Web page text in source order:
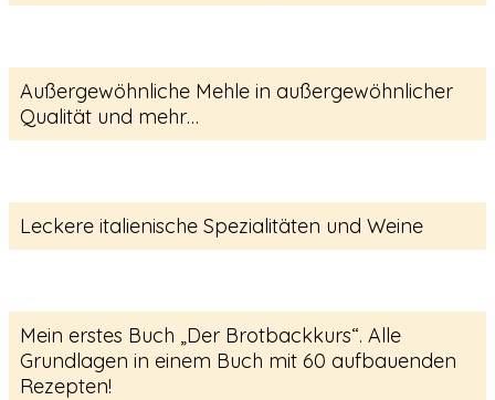
Außergewöhnliche Mehle in außergewöhnlicher
Qualität und mehr…
Leckere italienische Spezialitäten und Weine
Mein erstes Buch „Der Brotbackkurs“. Alle
Grundlagen in einem Buch mit 60 aufbauenden
Rezepten!